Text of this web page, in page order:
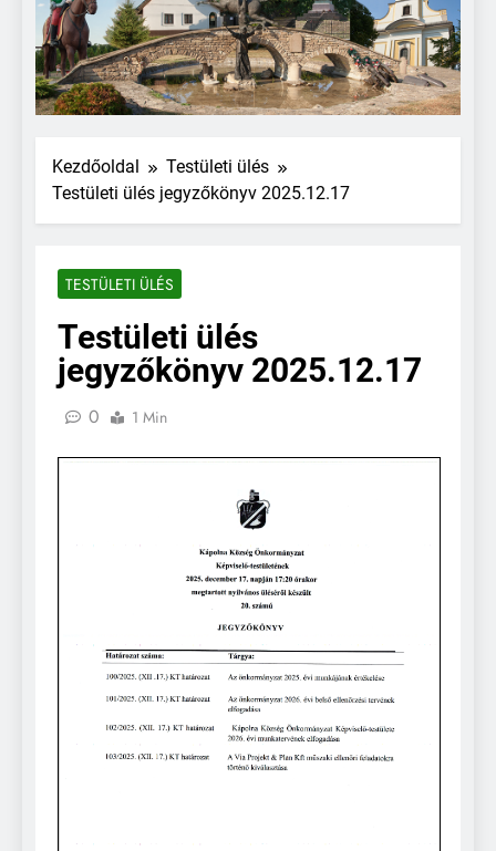
Kezdőoldal
Testületi ülés
Testületi ülés jegyzőkönyv 2025.12.17
TESTÜLETI ÜLÉS
Testületi ülés
jegyzőkönyv 2025.12.17
0 1 Min